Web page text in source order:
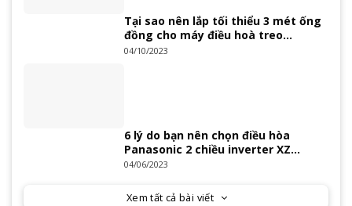
Tại sao nên lắp tối thiểu 3 mét ống
đồng cho máy điều hoà treo
tường?
04/10/2023
6 lý do bạn nên chọn điều hòa
Panasonic 2 chiều inverter XZ
Series 2023
04/06/2023
Xem tất cả bài viết